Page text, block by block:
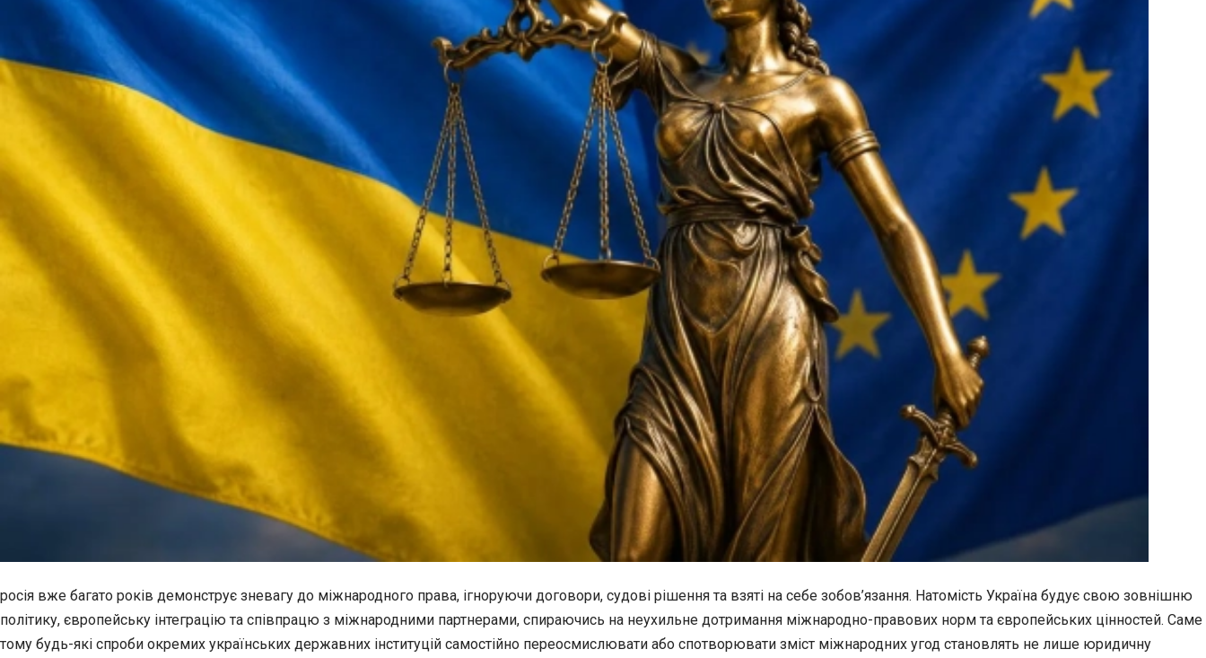
росія вже багато років демонструє зневагу до міжнародного права, ігноруючи договори, судові рішення та взяті на себе зобов’язання. Натомість Україна будує свою зовнішню
політику, європейську інтеграцію та співпрацю з міжнародними партнерами, спираючись на неухильне дотримання міжнародно-правових норм та європейських цінностей. Саме
тому будь-які спроби окремих українських державних інституцій самостійно переосмислювати або спотворювати зміст міжнародних угод становлять не лише юридичну